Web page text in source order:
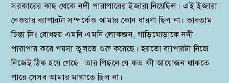
সরকারের কাছ থেকে নদী পারাপারের ইজারা নিয়েছিল। এই ইজারা
নেওয়ার ব্যাপারটা সম্পর্কেও আমার কোন ধারণা ছিল না। ভাবতাম
চিন্তা সিং বোধহয় এমনি এমনি লোকজন, গাড়িঘোড়াকে নদী
পারাপার করে পয়সা তুলতে শুরু করেছে। হয়তো ব্যাপারটা নিজে
নিজেই ঠিক হয়ে গেছে। তার পিছনে যে কত কী আয়োজন থাকতে
পারে সেসব আমার মাথাতে ছিল না।